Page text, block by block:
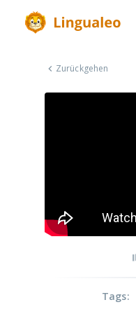
Zurückgehen
Tags: